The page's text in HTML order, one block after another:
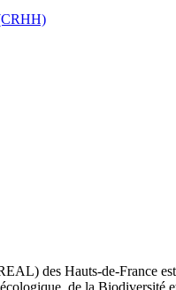
des Hauts-de-France
de la Biodiversité